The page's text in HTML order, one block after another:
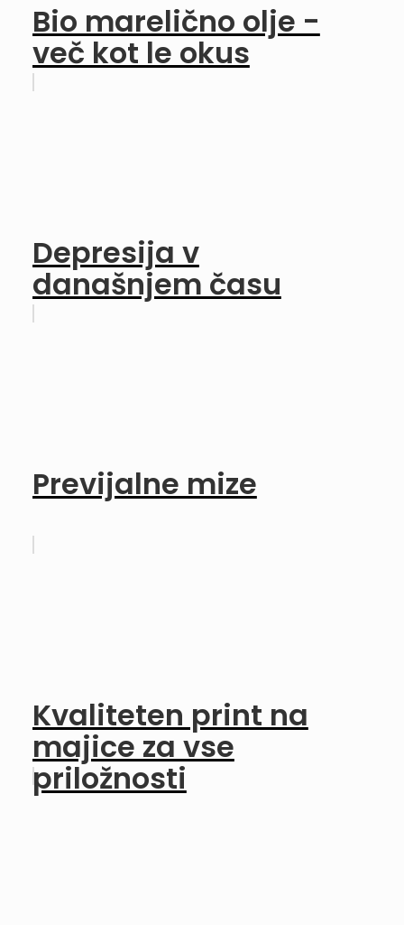
Bio marelično olje -
več kot le okus
Depresija v
današnjem času
Previjalne mize
Kvaliteten print na
majice za vse
priložnosti